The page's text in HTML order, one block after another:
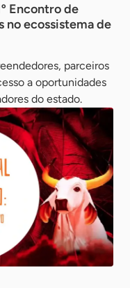
Encontro de
no ecossistema de
parceiros
a oportunidades
do estado.